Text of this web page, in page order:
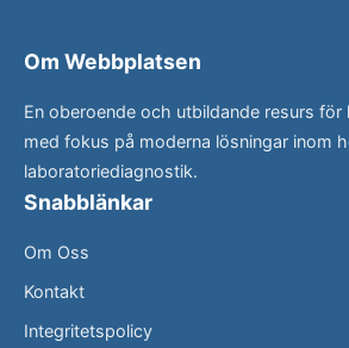
Om Webbplatsen
En oberoende och utbildande resurs för
med fokus på moderna lösningar inom
laboratoriediagnostik.
Snabblänkar
Om Oss
Kontakt
Integritetspolicy